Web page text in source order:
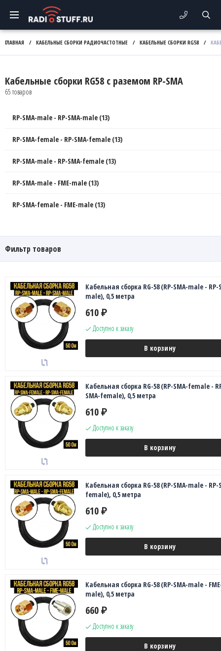
ГЛАВНАЯ / КАБЕЛЬНЫЕ СБОРКИ РАДИОЧАСТОТНЫЕ / КАБЕЛЬНЫЕ СБОРКИ RG58 /
Кабельные сборки RG58 с раземом RP-SMA
65 товаров
RP-SMA-male - RP-SMA-male (13)
RP-SMA-female - RP-SMA-female (13)
RP-SMA-male - RP-SMA-female (13)
RP-SMA-male - FME-male (13)
RP-SMA-female - FME-male (13)
Фильтр товаров
Кабельная сборка RG-58 (RP-SMA-male - RP-
male), 0,5 метра
610 ₽
Доступно к заказу
В корзину
Кабельная сборка RG-58 (RP-SMA-female -
SMA-female), 0,5 метра
610 ₽
Доступно к заказу
В корзину
Кабельная сборка RG-58 (RP-SMA-male - RP-
female), 0,5 метра
610 ₽
Доступно к заказу
В корзину
Кабельная сборка RG-58 (RP-SMA-male -
male), 0,5 метра
660 ₽
Доступно к заказу
В корзину